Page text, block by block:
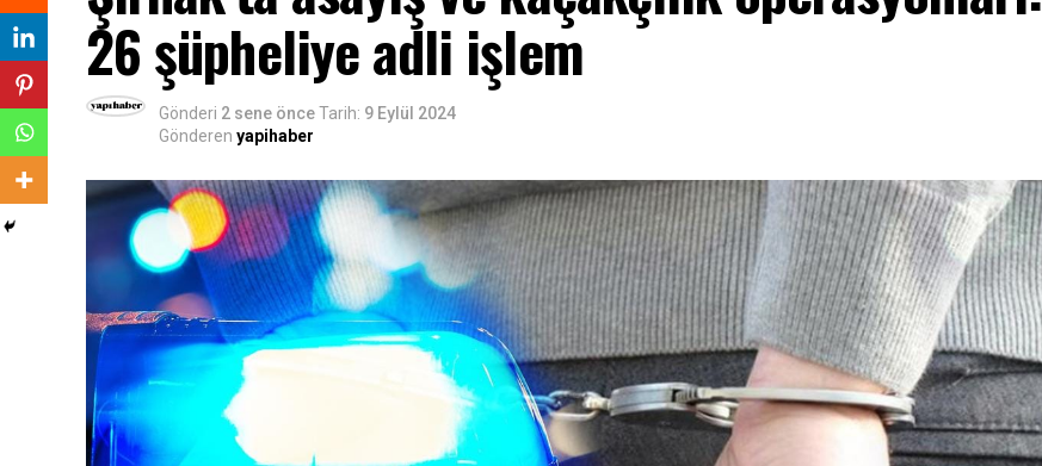
26 şüpheliye adli işlem
Gönderi 2 sene önceTarih: 9 Eylül 2024
Gönderen yapihaber